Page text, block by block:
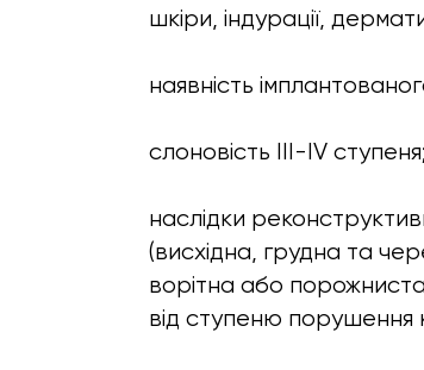
шкіри, індурації,
наявність
слоновість III-IV ступеня;
наслідки
(висхідна, грудна та
ворітна або
від ступеню порушення